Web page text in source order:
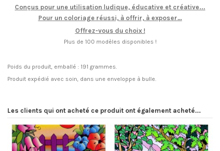
Conçus pour une utilisation ludique, éducative et créative...
Pour un coloriage réussi, à offrir, à exposer…
Offrez-vous du choix !
Plus de 100 modèles disponibles !
Poids du produit, emballé : 191 grammes.
Produit expédié avec soin, dans une enveloppe à bulle.
Les clients qui ont acheté ce produit ont également acheté...